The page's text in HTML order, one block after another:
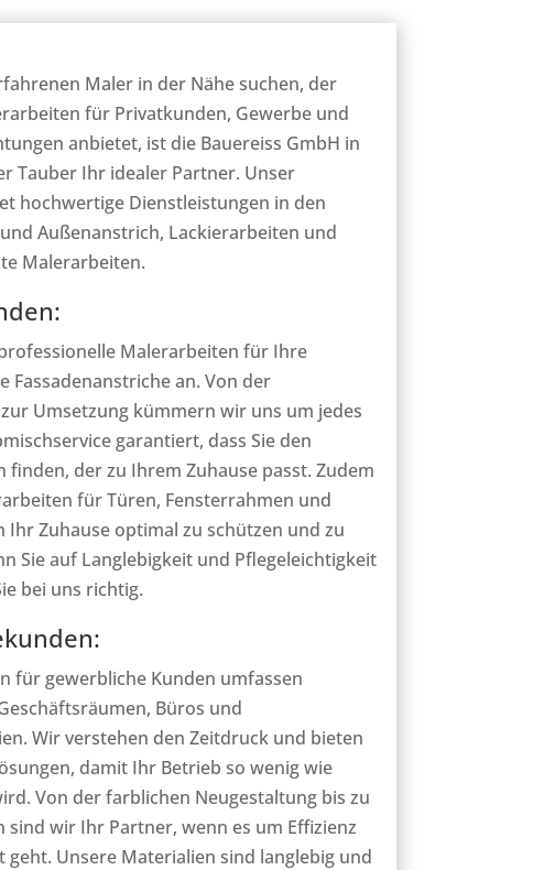
Maler in der Nähe suchen, der
für Privatkunden, Gewerbe und
anbietet, ist die Bauereiss GmbH in
Tauber Ihr idealer Partner. Unser
hochwertige Dienstleistungen in den
Außenanstrich, Lackierarbeiten und
Malerarbeiten.
Malerarbeiten für Ihre
Fassadenanstriche an. Von der
Umsetzung kümmern wir uns um jedes
garantiert, dass Sie den
finden, der zu Ihrem Zuhause passt. Zudem
für Türen, Fensterrahmen und
Ihr Zuhause optimal zu schützen und zu
Sie auf Langlebigkeit und Pflegeleichtigkeit
bei uns richtig.
für gewerbliche Kunden umfassen
Büros und
Wir verstehen den Zeitdruck und bieten
damit Ihr Betrieb so wenig wie
Von der farblichen Neugestaltung bis zu
sind wir Ihr Partner, wenn es um Effizienz
geht. Unsere Materialien sind langlebig und